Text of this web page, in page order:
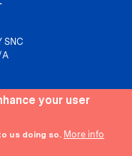
SNC
A
your user
us doing so. More info